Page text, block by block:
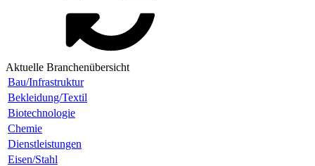
Aktuelle Branchenübersicht
Bau/Infrastruktur
Bekleidung/Textil
Biotechnologie
Chemie
Dienstleistungen
Eisen/Stahl